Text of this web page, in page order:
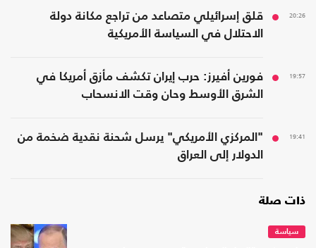
20:26
قلق إسرائيلي متصاعد من تراجع مكانة دولة
الاحتلال في السياسة الأمريكية
19:57
فورين أفيرز: حرب إيران تكشف مأزق أمريكا في
الشرق الأوسط وحان وقت الانسحاب
19:41
"المركزي الأمريكي" يرسل شحنة نقدية ضخمة من
الدولار إلى العراق
ذات صلة
سياسة